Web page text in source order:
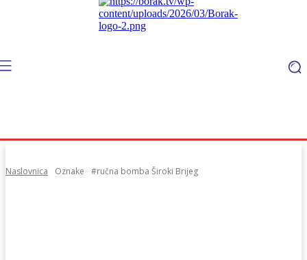
Naslovnica Oznake #ručna bomba Široki Brijeg